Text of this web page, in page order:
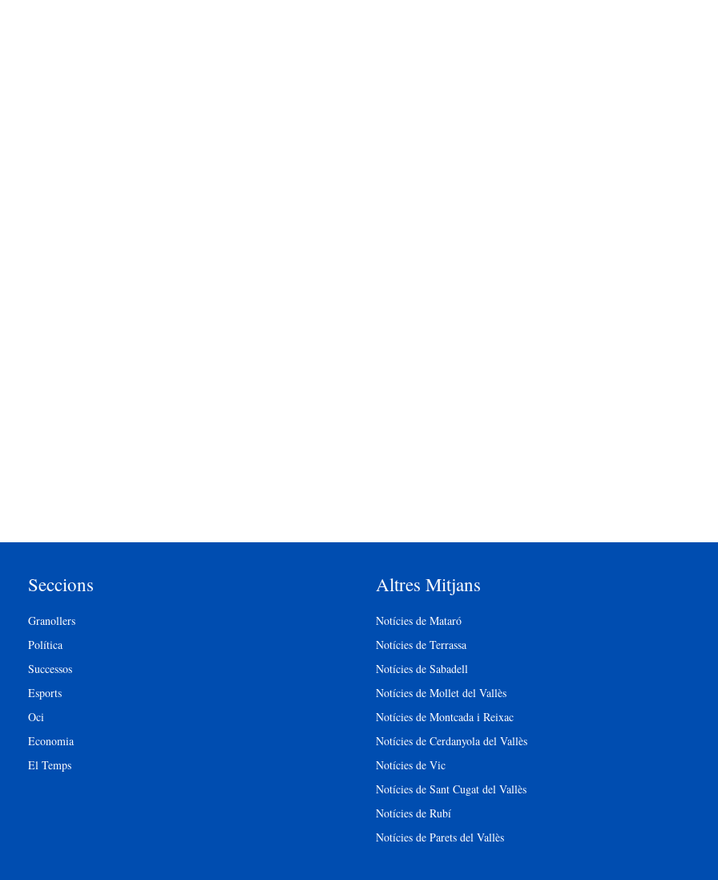
Seccions
Granollers
Política
Successos
Esports
Oci
Economia
El Temps
Altres Mitjans
Notícies de Mataró
Notícies de Terrassa
Notícies de Sabadell
Notícies de Mollet del Vallès
Notícies de Montcada i Reixac
Notícies de Cerdanyola del Vallès
Notícies de Vic
Notícies de Sant Cugat del Vallès
Notícies de Rubí
Notícies de Parets del Vallès